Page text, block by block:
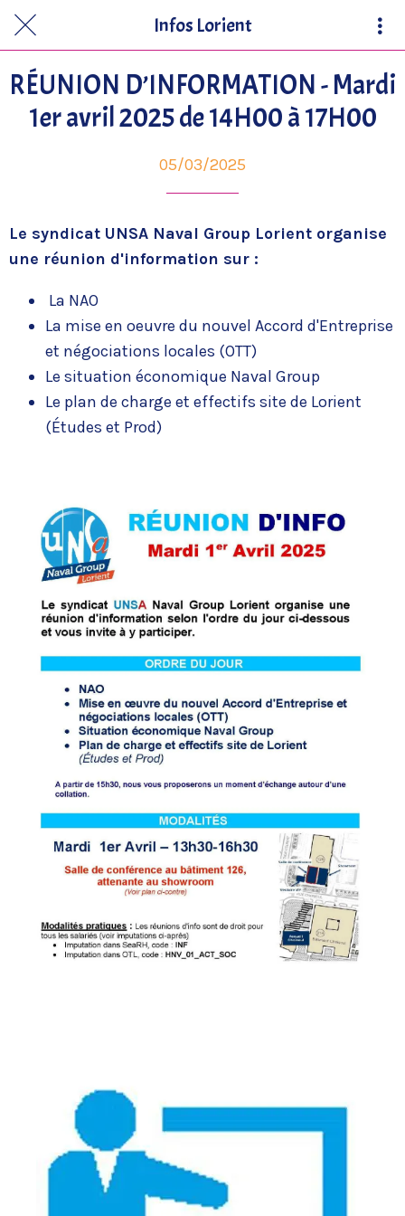
Infos Lorient
RÉUNION D’INFORMATION - Mardi
1er avril 2025 de 14H00 à 17H00
05/03/2025
Le syndicat UNSA Naval Group Lorient organise
une réunion d'information sur :
La NAO
La mise en oeuvre du nouvel Accord d'Entreprise
et négociations locales (OTT)
Le situation économique Naval Group
Le plan de charge et effectifs site de Lorient
(Études et Prod)